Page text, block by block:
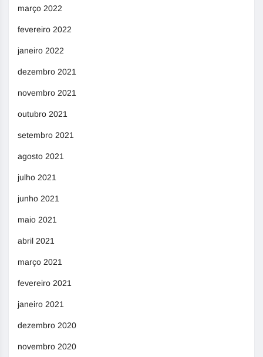
março 2022
fevereiro 2022
janeiro 2022
dezembro 2021
novembro 2021
outubro 2021
setembro 2021
agosto 2021
julho 2021
junho 2021
maio 2021
abril 2021
março 2021
fevereiro 2021
janeiro 2021
dezembro 2020
novembro 2020